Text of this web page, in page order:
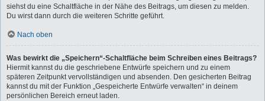
siehst du eine Schaltfläche in der Nähe des Beitrags, um diesen zu melden.
Du wirst dann durch die weiteren Schritte geführt.
Nach oben
Was bewirkt die „Speichern“-Schaltfläche beim Schreiben eines Beitrags?
Hiermit kannst du die geschriebene Entwürfe speichern und zu einem
späteren Zeitpunkt vervollständigen und absenden. Den gesicherten Beitrag
kannst du mit der Funktion „Gespeicherte Entwürfe verwalten“ in deinem
persönlichen Bereich erneut laden.